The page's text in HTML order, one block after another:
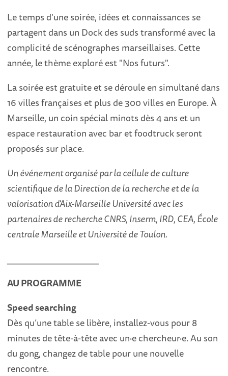
Le temps d'une soirée, idées et connaissances se
partagent dans un Dock des suds transformé avec la
complicité de scénographes marseillaises. Cette
année, le thème exploré est "Nos futurs".
La soirée est gratuite et se déroule en simultané dans
16 villes françaises et plus de 300 villes en Europe. À
Marseille, un coin spécial minots dès 4 ans et un
espace restauration avec bar et foodtruck seront
proposés sur place.
Un événement organisé par la cellule de culture
scientifique de la Direction de la recherche et de la
valorisation d'Aix-Marseille Université avec les
partenaires de recherche CNRS, Inserm, IRD, CEA, École
centrale Marseille et Université de Toulon.
AU PROGRAMME
Speed searching
Dès qu’une table se libère, installez-vous pour 8
minutes de tête-à-tête avec un·e chercheur·e. Au son
du gong, changez de table pour une nouvelle
rencontre.